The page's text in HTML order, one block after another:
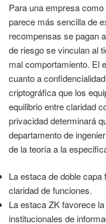
Para una empresa
parece más sencilla de
recompensas se pagan
de riesgo se vinculan al
mal comportamiento. El
cuanto a
criptográfica que los
equilibrio entre claridad
privacidad determinará
departamento de
de la teoría a la
La estaca de doble
claridad de funciones.
La estaca ZK favorece
institucionales de